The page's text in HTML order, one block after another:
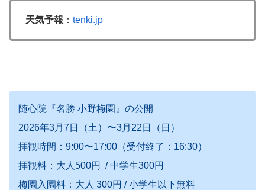
天気予報 ： tenki.jp
随心院『名勝 小野梅園』の公開
2026年3月7日（土）〜3月22日（日）
拝観時間：9:00〜17:00（受付終了：16:30）
拝観料：大人500円 / 中学生300円
梅園入園料：大人 300円 / 小学生以下無料